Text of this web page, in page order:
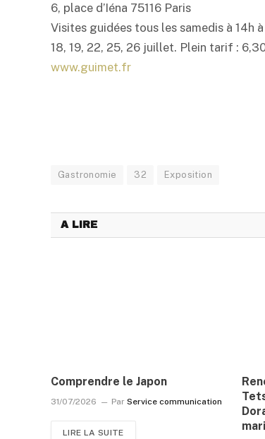
6, place d’Iéna 75116 Paris
Visites guidées tous les samedis à 14h
18, 19, 22, 25, 26 juillet. Plein tarif :
www.guimet.fr
Gastronomie 32 Exposition
A LIRE
Comprendre le Japon
31/07/2026 Par Service communication
LIRE LA SUITE